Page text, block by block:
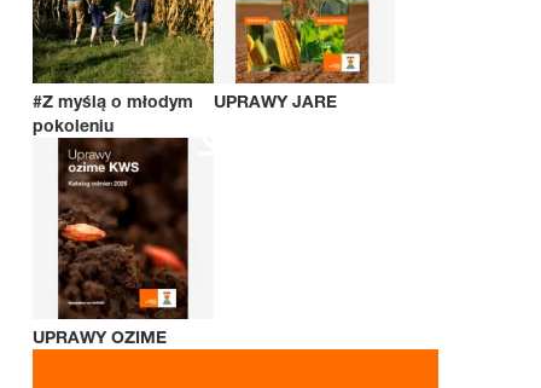
#Z myślą o młodym
pokoleniu
UPRAWY JARE
UPRAWY OZIME